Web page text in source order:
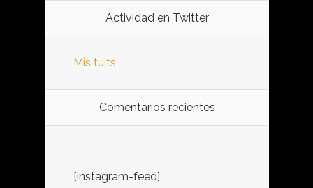
Actividad en Twitter
Mis tuits
Comentarios recientes
[instagram-feed]